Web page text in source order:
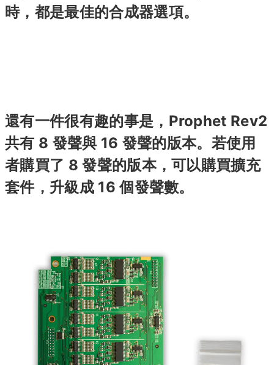
時，都是最佳的合成器選項。
還有一件很有趣的事是，Prophet Rev2
共有 8 發聲與 16 發聲的版本。若使用
者購買了 8 發聲的版本，可以購買擴充
套件，升級成 16 個發聲數。